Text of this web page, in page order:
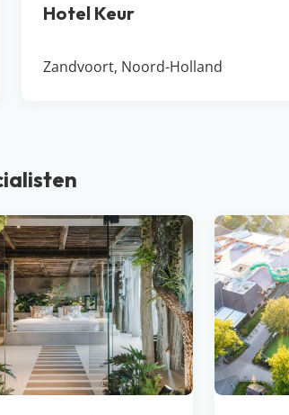
Hotel Keur
Zandvoort, Noord-Holland